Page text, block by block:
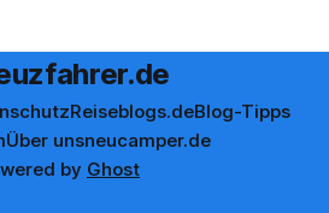
Reiseblogs.deBlog-Tipps
Über unsneucamper.de
by Ghost